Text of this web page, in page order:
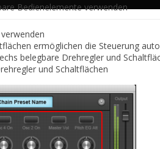
Bedienelemente verwenden
ermöglichen die Steuerung
belegbare Drehregler und
und Schaltflächen